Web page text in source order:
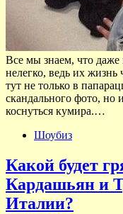
Все мы знаем, что даже
нелегко, ведь их жизнь
тут не только в
скандального фото, но
коснуться кумира.…
Шоубиз
Какой будет
Кардашьян и
Италии?